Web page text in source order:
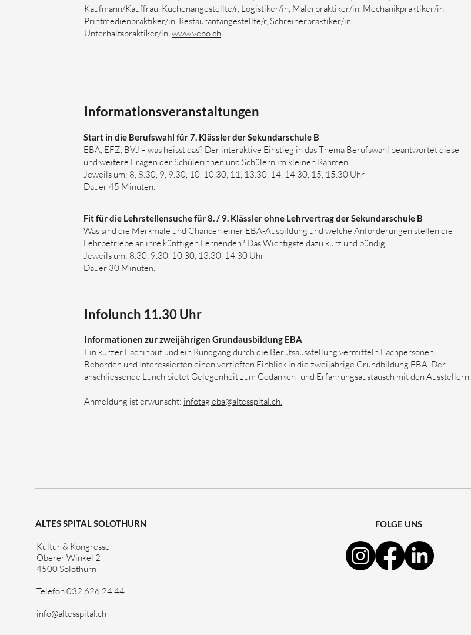
Kaufmann/Kauffrau, Küchenangestellte/r, Logistiker/in, Malerpraktiker/in, Mechanikpraktiker/in,
Printmedienpraktiker/in, Restaurantangestellte/r, Schreinerpraktiker/in,
Unterhaltspraktiker/in.www.vebo.ch
Informationsveranstaltungen
Start in die Berufswahl für 7. Klässler der Sekundarschule B
EBA, EFZ, BVJ – was heisst das? Der interaktive Einstieg in das Thema Berufswahl beantwortet diese
und weitere Fragen der Schülerinnen und Schülern im kleinen Rahmen.
Jeweils um: 8, 8.30, 9, 9.30, 10, 10.30, 11, 13.30, 14, 14.30, 15, 15.30 Uhr
Dauer 45 Minuten.
Fit für die Lehrstellensuche für 8. / 9. Klässler ohne Lehrvertrag der Sekundarschule B
Was sind die Merkmale und Chancen einer EBA-Ausbildung und welche Anforderungen stellen die
Lehrbetriebe an ihre künftigen Lernenden? Das Wichtigste dazu kurz und bündig.
Jeweils um: 8.30, 9.30, 10.30, 13.30, 14.30 Uhr
Dauer 30 Minuten.
Infolunch 11.30 Uhr
​Informationen zur zweijährigen Grundausbildung EBA
​Ein kurzer Fachinput und ein Rundgang durch die Berufsausstellung vermitteln Fachpersonen,
Behörden und Interessierten einen vertieften Einblick in die zweijährige Grundbildung EBA. Der
anschliessende Lunch bietet Gelegenheit zum Gedanken- und Erfahrungsaustausch mit den Ausstellern.
Anmeldung ist erwünscht: infotag.eba@altesspital.ch.
ALTES SPITAL SOLOTHURN
Kultur & Kongresse
Oberer Winkel 2
4500 Solothurn
Telefon 032 626 24 44
info@altesspital.ch
FOLGE UNS